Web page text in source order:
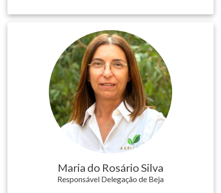
Maria do Rosário Silva
Responsável Delegação de Beja